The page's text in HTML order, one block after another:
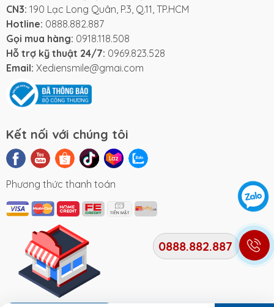
Yadea Xmen Neo được trang bị động cơ GTR với
công suất 800W (tối đa 1500W), cho khả năng leo
dốc đến 10 độ và vận hành mạnh mẽ trên nhiều loại
địa hình. Tốc độ tối đa lên đến 43 km/h, giúp di
chuyển linh hoạt trong thành phố và đường trường.
Hai chế độ lái ECO và
POWER linh hoạt
Xe có hai chế độ lái ECO tiết kiệm năng lượng và
POWER tăng tốc nhanh, giúp người dùng dễ dàng
chuyển đổi giữa tiết kiệm pin và bứt phá khi cần thiết,
Hệ thống phanh đĩa đối
xứng và giảm xóc cao cấp
Trang bị phanh đĩa ABS đối xứng và phanh tang
trống, hỗ trợ kiểm soát tốc độ an toàn, giảm nguy
cơ bó cứng phanh. Giảm xóc thủy lực trước và sau
mang lại cảm giác êm ái, ổn định khi đi qua các địa
hình gồ ghề.
CN3: 190 Lạc Long Quân, P.3, Q.11, TP.HCM
Hotline: 0888.882.887
Gọi mua hàng: 0918.118.508
Hỗ trợ kỹ thuật 24/7: 0969.823.528
Email: Xediensmile@gmai.com
Kết nối với chúng tôi
Phương thức thanh toán
0888.882.887